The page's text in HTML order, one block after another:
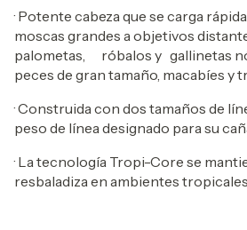
· Potente cabeza que se carga
moscas grandes a objetivos
palometas, róbalos y gallinetas
peces de gran tamaño, macabíes y
· Construida con dos tamaños de
peso de línea designado para su
· La tecnología Tropi-Core se
resbaladiza en ambientes